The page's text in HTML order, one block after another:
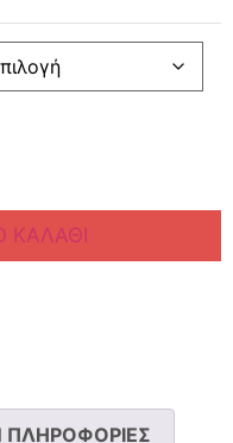
ΠΛΗΡΟΦΟΡΊΕΣ